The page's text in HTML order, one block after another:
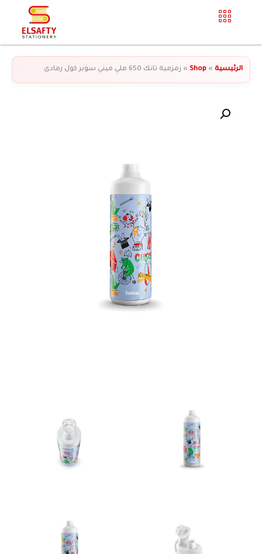
الرئيسية »
Shop
» زمزمية تانك 650 ملي ميني سوبر كول رمادى